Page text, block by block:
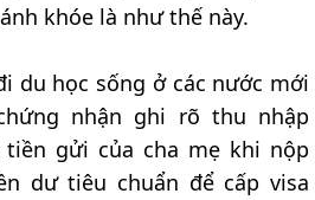
khóe là như thế này.
du học sống ở các nước mới
nhận ghi rõ thu nhập
gửi của cha mẹ khi nộp
dư tiêu chuẩn để cấp visa